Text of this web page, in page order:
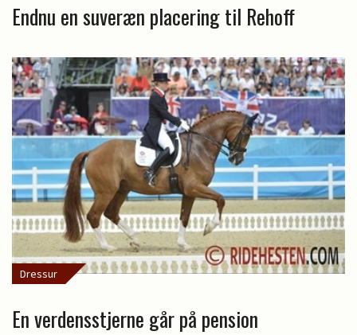
Endnu en suveræn placering til Rehoff
Dressur
En verdensstjerne går på pension